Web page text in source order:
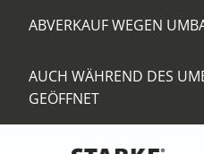
ABVERKAUF WEGEN
AUCH WÄHREND DES
GEÖFFNET